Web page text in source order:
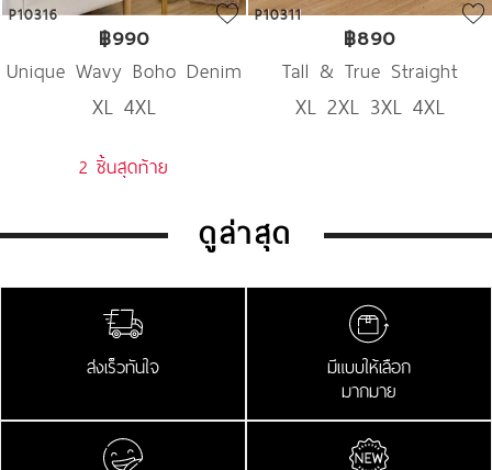
P10316
฿990
Unique Wavy Boho Denim
XL 4XL
2 ชิ้นสุดท้าย
P10311
฿890
Tall & True Straight
Denim
XL 2XL 3XL 4XL
ดูล่าสุด
ส่งเร็วทันใจ มีแบบให้เลือก
มากมาย